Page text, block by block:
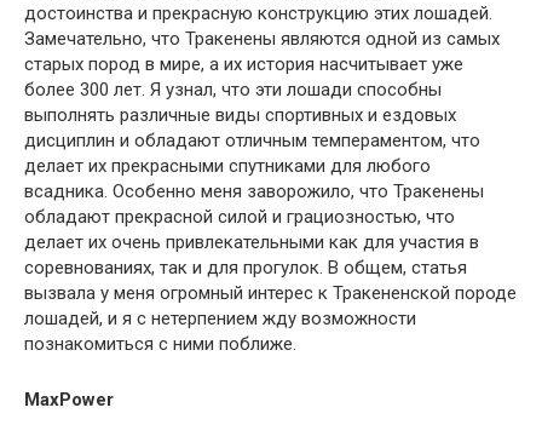
достоинства и прекрасную конструкцию этих лошадей.
Замечательно, что Тракенены являются одной из самых
старых пород в мире, а их история насчитывает уже
более 300 лет. Я узнал, что эти лошади способны
выполнять различные виды спортивных и ездовых
дисциплин и обладают отличным темпераментом, что
делает их прекрасными спутниками для любого
всадника. Особенно меня заворожило, что Тракенены
обладают прекрасной силой и грациозностью, что
делает их очень привлекательными как для участия в
соревнованиях, так и для прогулок. В общем, статья
вызвала у меня огромный интерес к Тракененской породе
лошадей, и я с нетерпением жду возможности
познакомиться с ними поближе.
MaxPower